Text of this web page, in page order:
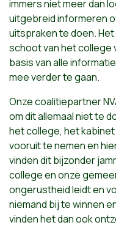
immers niet meer dan
uitgebreid informeren
uitspraken te doen.
schoot van het college
basis van alle
mee verder te gaan.
Onze coalitiepartner
om dit allemaal niet te
het college, het
vooruit te nemen en
vinden dit bijzonder
college en onze
ongerustheid leidt en
niemand bij te winnen
vinden het dan ook